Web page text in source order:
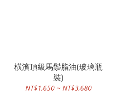
橫濱頂級馬鬃脂油(玻璃瓶
裝)
NT$1,650 ~ NT$3,680